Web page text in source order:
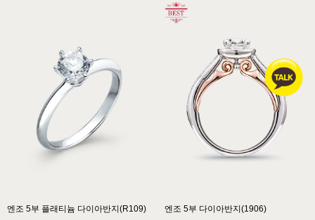
엔조 5부 플래티늄 다이아반지(R109)
엔조 5부 다이아반지(1906)